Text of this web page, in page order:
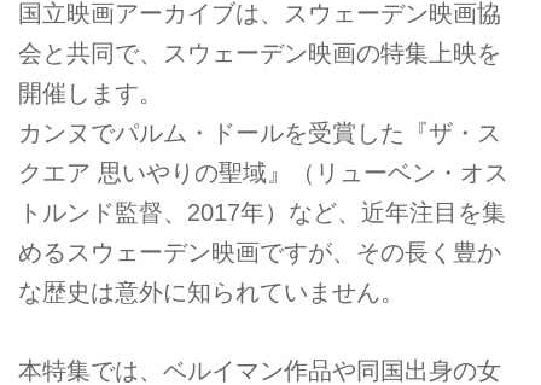
国立映画アーカイブは、スウェーデン映画協
会と共同で、スウェーデン映画の特集上映を
開催します。
カンヌでパルム・ドールを受賞した『ザ・ス
クエア 思いやりの聖域』（リューベン・オス
トルンド監督、2017年）など、近年注目を集
めるスウェーデン映画ですが、その長く豊か
な歴史は意外に知られていません。
本特集では、ベルイマン作品や同国出身の女